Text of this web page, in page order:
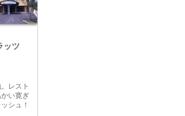
ッツ
レスト
い寛ぎ
シュ！